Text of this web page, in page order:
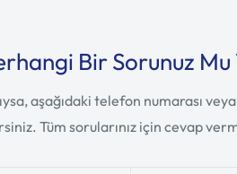
Bir Sorunuz Mu
aşağıdaki telefon numarası
Tüm sorularınız için cevap